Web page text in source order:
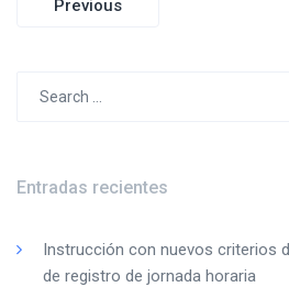
entradas
Previous
Entradas recientes
Instrucción con nuevos criterios
de registro de jornada horaria